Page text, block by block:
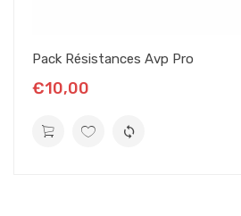
Pack Résistances Avp Pro
€10,00